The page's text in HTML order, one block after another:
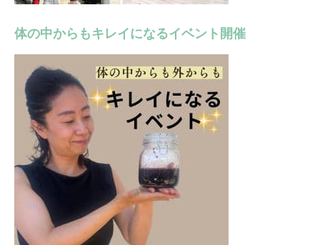
体の中からもキレイになるイベント開催